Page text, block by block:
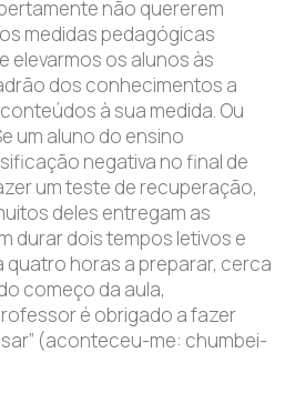
não quererem
medidas pedagógicas
elevarmos os alunos às
dos conhecimentos a
à sua medida. Ou
um aluno do ensino
negativa no final de
um teste de recuperação,
deles entregam as
durar dois tempos letivos e
quatro horas a preparar, cerca
começo da aula,
é obrigado a fazer
(aconteceu-me: chumbei-